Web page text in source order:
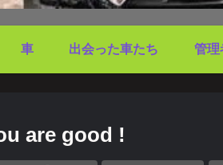
車 出会った車たち 管理
are good !